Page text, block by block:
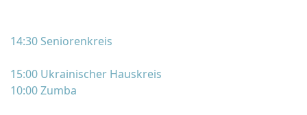
14:30 Seniorenkreis
15:00 Ukrainischer Hauskreis
10:00 Zumba